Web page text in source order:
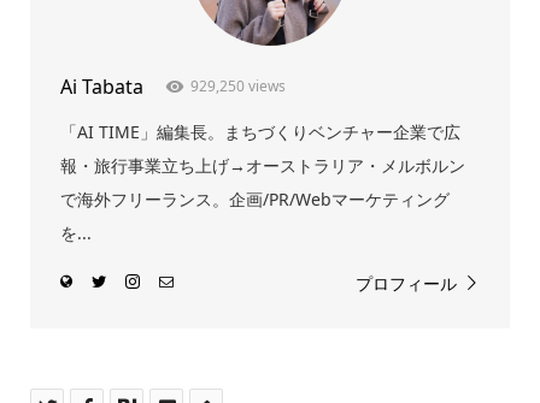
Ai Tabata 929,250 views
「AI TIME」編集長。まちづくりベンチャー企業で広
報・旅行事業立ち上げ→オーストラリア・メルボルン
で海外フリーランス。企画/PR/Webマーケティング
を...
プロフィール